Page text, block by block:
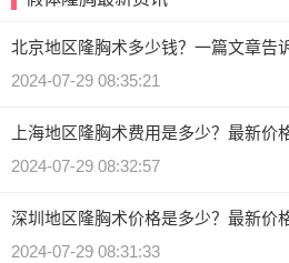
北京地区隆胸术多少钱？一篇文章告
2024-07-29 08:35:21
上海地区隆胸术费用是多少？最新价
2024-07-29 08:32:57
深圳地区隆胸术价格是多少？最新价
2024-07-29 08:31:33